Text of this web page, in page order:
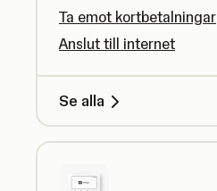
Ta emot kortbetalningar
Anslut till internet
Se alla